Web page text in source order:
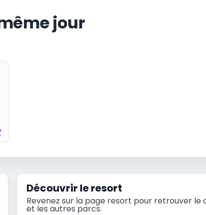
jour
Découvrir le resort
Revenez sur la page resort pour retrouver
et les autres parcs.